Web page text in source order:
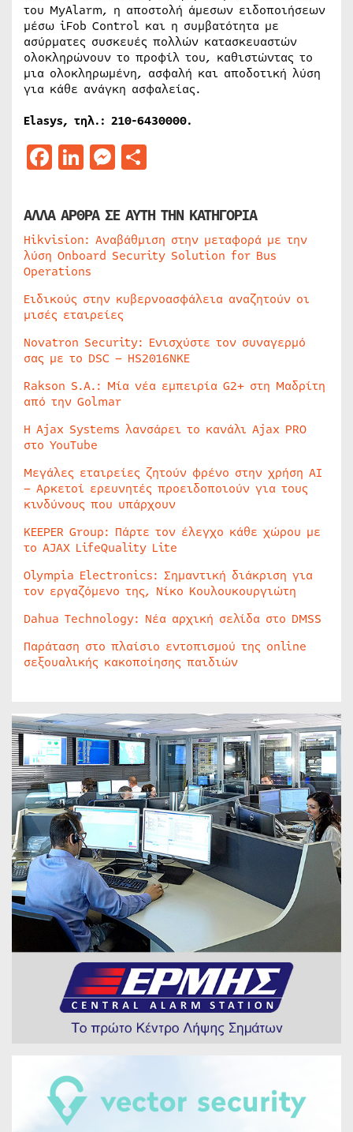
του MyAlarm, η αποστολή άμεσων ειδοποιήσεων
μέσω iFob Control και η συμβατότητα με
ασύρματες συσκευές πολλών κατασκευαστών
ολοκληρώνουν το προφίλ του, καθιστώντας το
μια ολοκληρωμένη, ασφαλή και αποδοτική λύση
για κάθε ανάγκη ασφαλείας.
Elasys, τηλ.: 210-6430000.
Facebook
LinkedIn
Messenger
ΑΛΛΑ ΑΡΘΡΑ ΣΕ ΑΥΤΗ ΤΗΝ ΚΑΤΗΓΟΡΙΑ
Hikvision: Αναβάθμιση στην μεταφορά με την
λύση Onboard Security Solution for Bus
Operations
Ειδικούς στην κυβερνοασφάλεια αναζητούν οι
μισές εταιρείες
Novatron Security: Ενισχύστε τον συναγερμό
σας με το DSC – HS2016NKE
Rakson S.A.: Μία νέα εμπειρία G2+ στη Μαδρίτη
από την Golmar
Η Ajax Systems λανσάρει το κανάλι Ajax PRO
στο YouTube
Μεγάλες εταιρείες ζητούν φρένο στην χρήση AI
– Αρκετοί ερευνητές προειδοποιούν για τους
κινδύνους που υπάρχουν
KEEPER Group: Πάρτε τον έλεγχο κάθε χώρου με
το AJAX LifeQuality Lite
Olympia Electronics: Σημαντική διάκριση για
τον εργαζόμενο της, Νίκο Κουλουκουργιώτη
Dahua Technology: Νέα αρχική σελίδα στο DMSS
Παράταση στο πλαίσιο εντοπισμού της online
σεξουαλικής κακοποίησης παιδιών